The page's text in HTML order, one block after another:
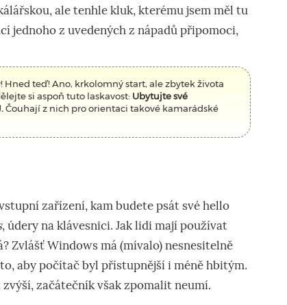
ale tenhle kluk, kterému jsem měl tu
jednoho z uvedených z nápadů připomoci,
Hned teď! Ano, krkolomný start, ale zbytek života
si aspoň tuto laskavost: Ubytujte své
Čouhají z nich pro orientaci takové kamarádské
zařízení, kam budete psát své hello
, údery na klávesnici. Jak lidi mají používat
Zvlášť Windows má (mívalo) nesnesitelně
aby počítač byl přístupnější i méně hbitým.
začátečník však zpomalit neumí.